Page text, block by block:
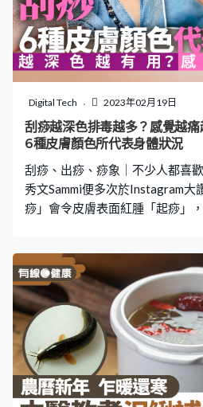
Digital Tech 2023年02月19日
刮痧越深色排毒越多？感覺越
6種皮膚顏色所代表身體狀況
刮痧、出痧、痧象｜不少人都喜
秀文Sammi便多次於Instagram大
痧」會令皮膚表面紅腫「起痧」
大致可分為6種，代表著身體不同
多。 刮痧為何對身體好？ 消委會
醫經絡腧穴理論為基礎，利用特
油、潤膚霜），在人體經絡上反
手法和動作，刺激經絡令皮膚毛
紅色粟粒狀、或暗紅色出血點等
指，人體大部分疾病都是氣血不
邪，因此「出痧」便代表將毒素